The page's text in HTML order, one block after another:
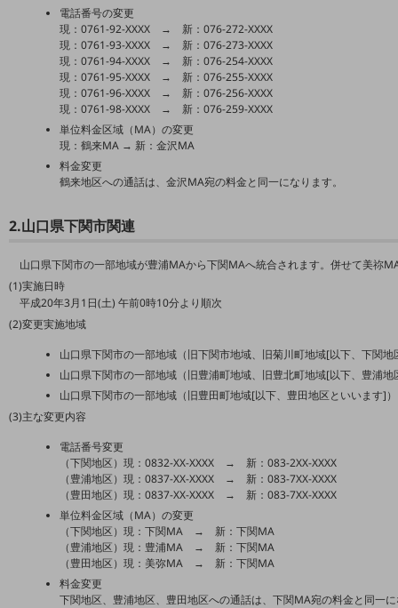
クラウド・データセンター
電話・映像コミュニケーション
セキュリティ
業務支援・マーケティング
災害対策・BCP
課題・ニーズで探す
コミュニケーション・情報共有
マーケティング
業務効率化
職場環境整備
地域共創・地方創生
セキュリティ対策
電話番号の変更
現：0761-92-XXXX → 新：076-272-XXXX
現：0761-93-XXXX → 新：076-273-XXXX
現：0761-94-XXXX → 新：076-254-XXXX
現：0761-95-XXXX → 新：076-255-XXXX
現：0761-96-XXXX → 新：076-256-XXXX
現：0761-98-XXXX → 新：076-259-XXXX
単位料金区域（MA）の変更
現：鶴来MA → 新：金沢MA
料金変更
鶴来地区への通話は、金沢MA宛の料金と同一になります。
2.山口県下関市関連
山口県下関市の一部地域が豊浦MAから下関MAへ統合されます。併せて美祢
(1)実施日時
平成20年3月1日(土) 午前0時10分より順次
(2)変更実施地域
山口県下関市の一部地域（旧下関市地域、旧菊川町地域[以下、下関
山口県下関市の一部地域（旧豊浦町地域、旧豊北町地域[以下、豊浦
山口県下関市の一部地域（旧豊田町地域[以下、豊田地区といいます]）
(3)主な変更内容
電話番号変更
（下関地区）現：0832-XX-XXXX → 新：083-2XX-XXXX
（豊浦地区）現：0837-XX-XXXX → 新：083-7XX-XXXX
（豊田地区）現：0837-XX-XXXX → 新：083-7XX-XXXX
単位料金区域（MA）の変更
（下関地区）現：下関MA → 新：下関MA
（豊浦地区）現：豊浦MA → 新：下関MA
（豊田地区）現：美弥MA → 新：下関MA
料金変更
下関地区、豊浦地区、豊田地区への通話は、下関MA宛の料金と同一